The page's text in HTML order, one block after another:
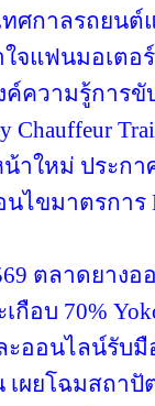
เทศกาลรถย
จแฟนมอเตอ
ความรู้การ
าใหม่ ประก
ไขมาตรการ
ตลาดยาง
กือบ 70%
ะออนไลน์รับ
ผยโฉมสถาปั